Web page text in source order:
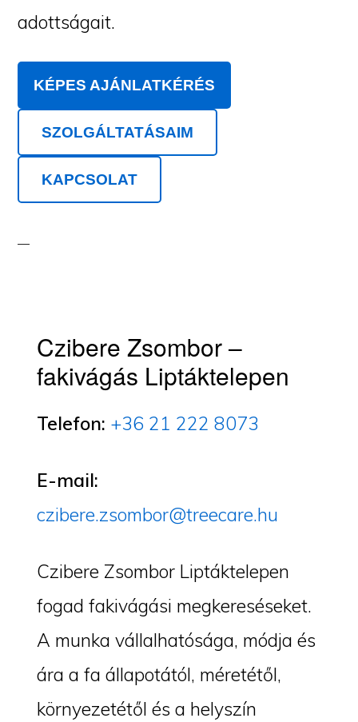
adottságait.
KÉPES AJÁNLATKÉRÉS
SZOLGÁLTATÁSAIM
KAPCSOLAT
Czibere Zsombor –
fakivágás Liptáktelepen
Telefon: +36 21 222 8073
E-mail:
czibere.zsombor@treecare.hu
Czibere Zsombor Liptáktelepen
fogad fakivágási megkereséseket.
A munka vállalhatósága, módja és
ára a fa állapotától, méretétől,
környezetétől és a helyszín